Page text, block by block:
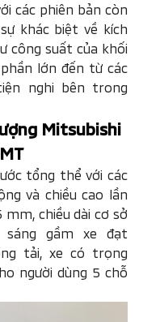
các phiên bản còn
khác biệt về kích
công suất của khối
lớn đến từ các
nghi bên trong
Mitsubishi
tổng thể với các
và chiều cao lần
mm, chiều dài cơ sở
sáng gầm xe đạt
tải, xe có trọng
người dùng 5 chỗ